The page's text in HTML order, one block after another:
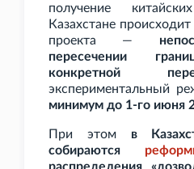
получение
Казахстане
проекта —
пересечении
конкретной
экспериментальный
минимум до 1-го июня
При этом в
собираются